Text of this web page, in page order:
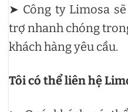
➤ Công ty Limosa
trợ nhanh chóng
khách hàng yêu cầu.
Tôi có thể liên hệ